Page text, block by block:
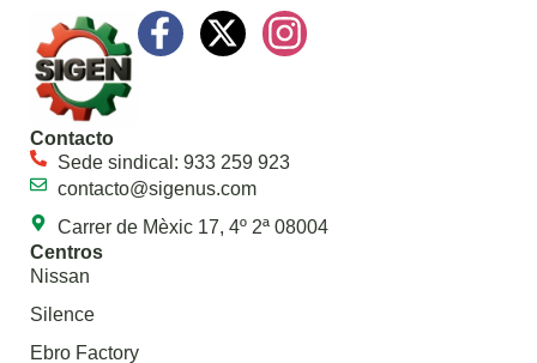
Contacto
Sede sindical: 933 259 923
contacto@sigenus.com
Carrer de Mèxic 17, 4º 2ª 08004
Centros
Nissan
Silence
Ebro Factory